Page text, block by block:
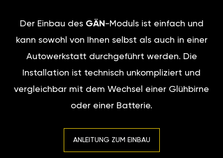
Der Einbau des GÄN -Moduls ist einfach und
kann sowohl von Ihnen selbst als auch in einer
Autowerkstatt durchgeführt werden. Die
Installation ist technisch unkompliziert und
vergleichbar mit dem Wechsel einer Glühbirne
oder einer Batterie.
ANLEITUNG ZUM EINBAU